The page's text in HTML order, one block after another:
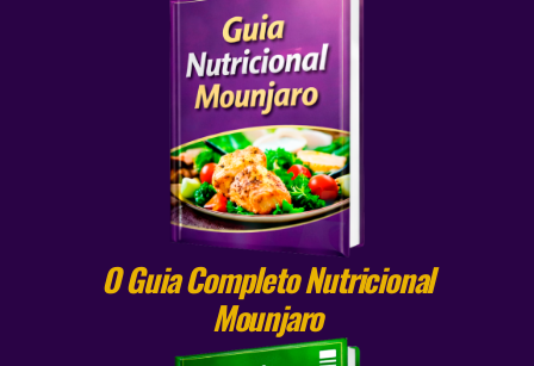
O Guia Completo Nutricional
Mounjaro